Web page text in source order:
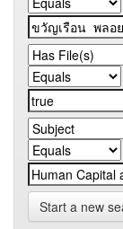
Start a new